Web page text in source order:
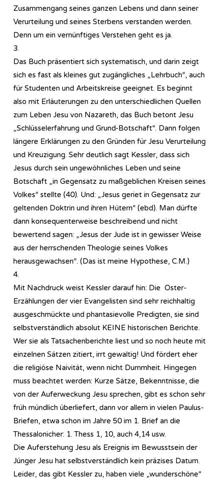
Zusammengang seines ganzen Lebens und dann seiner
Verurteilung und seines Sterbens verstanden werden.
Denn um ein vernünftiges Verstehen geht es ja.
3.
Das Buch präsentiert sich systematisch, und darin zeigt
sich es fast als kleines gut zugängliches „Lehrbuch“, auch
für Studenten und Arbeitskreise geeignet. Es beginnt
also mit Erläuterungen zu den unterschiedlichen Quellen
zum Leben Jesu von Nazareth, das Buch betont Jesu
„Schlüsselerfahrung und Grund-Botschaft“. Dann folgen
längere Erklärungen zu den Gründen für Jesu Verurteilung
und Kreuzigung. Sehr deutlich sagt Kessler, dass sich
Jesus durch sein ungewöhnliches Leben und seine
Botschaft „in Gegensatz zu maßgeblichen Kreisen seines
Volkes“ stellte (40). Und: „Jesus geriet in Gegensatz zur
geltenden Doktrin und ihren Hütern“ (ebd). Man dürfte
dann konsequenterweise beschreibend und nicht
bewertend sagen: „Jesus der Jude ist in gewisser Weise
aus der herrschenden Theologie seines Volkes
herausgewachsen“. (Das ist meine Hypothese, C.M.)
4.
Mit Nachdruck weist Kessler darauf hin: Die Oster-
Erzählungen der vier Evangelisten sind sehr reichhaltig
ausgeschmückte und phantasievolle Predigten, sie sind
selbstverständlich absolut KEINE historischen Berichte.
Wer sie als Tatsachenberichte liest und so noch heute mit
einzelnen Sätzen zitiert, irrt gewaltig! Und fördert eher
die religiöse Naivität, wenn nicht Dummheit. Hingegen
muss beachtet werden: Kurze Sätze, Bekenntnisse, die
von der Auferweckung Jesu sprechen, gibt es schon sehr
früh mündlich überliefert, dann vor allem in vielen Paulus-
Briefen, etwa schon im Jahre 50 im 1. Brief an die
Thessalonicher: 1. Thess 1, 10, auch 4,14 usw.
Die Auferstehung Jesu als Ereignis im Bewusstsein der
Jünger Jesu hat selbstverständlich kein präzises Datum.
Leider, das gibt Kessler zu, haben viele „wunderschöne“